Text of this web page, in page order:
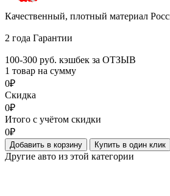
Качественный, плотный материал
2 года Гарантии
100-300 руб. кэшбек за ОТЗЫВ
1 товар на сумму
0₽
Скидка
0₽
Итого с учётом скидки
0₽
Добавить в корзину Купить в один клик
Другие авто из этой категории